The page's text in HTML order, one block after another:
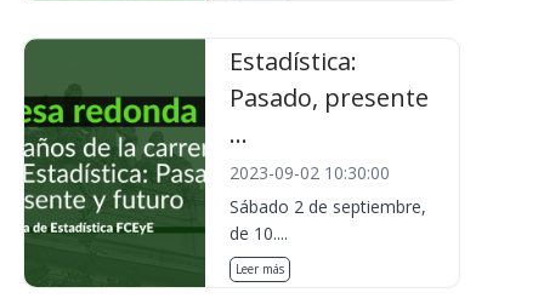
Estadística:
Pasado, presente
...
2023-09-02 10:30:00
Sábado 2 de septiembre,
de 10....
Leer más